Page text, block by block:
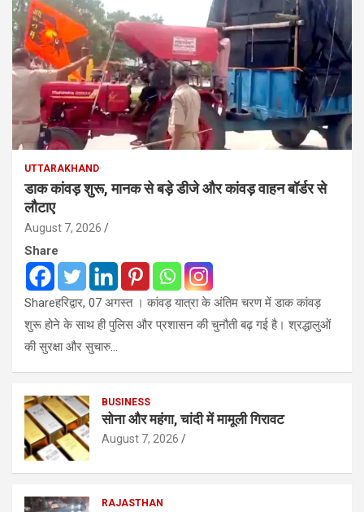
UTTARAKHAND
डाक कांवड़ शुरू, मानक से बड़े डीजे और कांवड़ वाहन बॉर्डर से
लौटाए
August 7, 2026
Share
Shareहरिद्वार, 07 अगस्त । कांवड़ यात्रा के अंतिम चरण में डाक कांवड़
शुरू होने के साथ ही पुलिस और प्रशासन की चुनौती बढ़ गई है। श्रद्धालुओं
की सुरक्षा और सुचारु…
BUSINESS
सोना और महंगा, चांदी में मामूली गिरावट
August 7, 2026
RAJASTHAN